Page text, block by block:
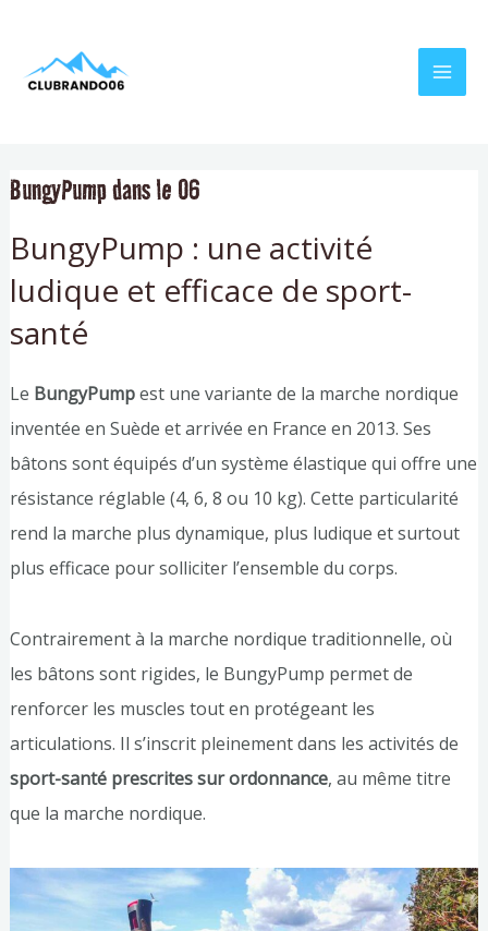
contenu
BungyPump dans le 06
BungyPump : une activité
ludique et efficace de sport-
santé
Le BungyPumpest une variante de la marche nordique
inventée en Suède et arrivée en France en 2013. Ses
bâtons sont équipés d’un système élastique qui offre une
résistance réglable (4, 6, 8 ou 10 kg). Cette particularité
rend la marche plus dynamique, plus ludique et surtout
plus efficace pour solliciter l’ensemble du corps.
Contrairement à la marche nordique traditionnelle, où
les bâtons sont rigides, le BungyPump permet de
renforcer les muscles tout en protégeant les
articulations. Il s’inscrit pleinement dans les activités de
sport-santé prescrites sur ordonnance, au même titre
que la marche nordique.
de
l’article